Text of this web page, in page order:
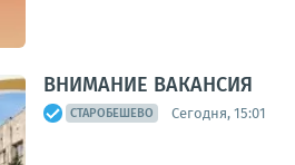
ВНИМАНИЕ ВАКАНСИЯ
СТАРОБЕШЕВО Сегодня, 15:01